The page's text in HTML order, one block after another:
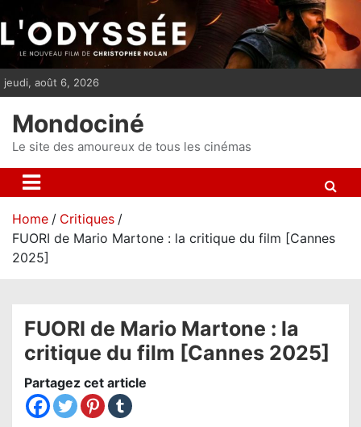
i
p
t
n
jeudi, août 6, 2026
Mondociné
Le site des amoureux de tous les cinémas
Home
Critiques
FUORI de Mario Martone : la critique du film [Cannes
2025]
FUORI de Mario Martone : la
critique du film [Cannes 2025]
Partagez cet article